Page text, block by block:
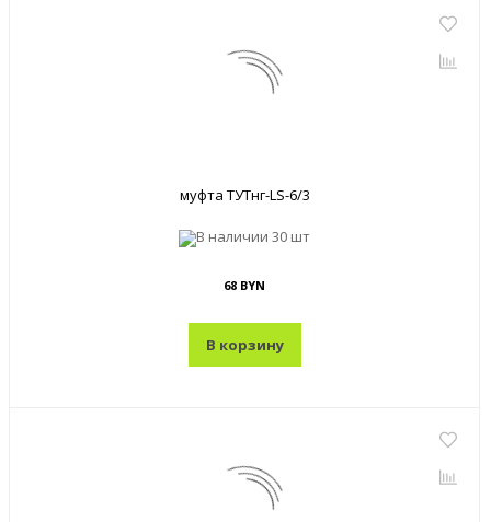
муфта ТУТнг-LS-6/3
В наличии 30 шт
68 BYN
В корзину